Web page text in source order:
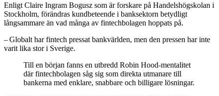
Enligt Claire Ingram Bogusz som är forskare på Handelshögskolan i
Stockholm, förändras kundbeteende i banksektorn betydligt
långsammare än vad många av fintech­bolagen hoppats på.
– Globalt har fintech pressat bankvärlden, men den pressen har inte
varit lika stor i Sverige.
Till en början fanns en utbredd Robin Hood-mentalitet
där fintechbolagen såg sig som direkta utmanare till
bankerna med enklare, snabbare och billigare lösningar.